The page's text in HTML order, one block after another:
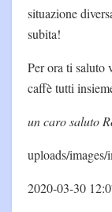
situazione
subita!
Per ora ti saluto
caffè tutti
un caro saluto
uploads/
2020-03-30